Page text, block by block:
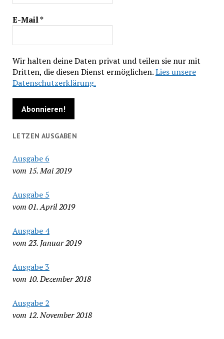
E-Mail*
Wir halten deine Daten privat und teilen sie nur mit
Dritten, die diesen Dienst ermöglichen.Lies unsere
Datenschutzerklärung.
LETZEN AUSGABEN
Ausgabe 6
vom 15. Mai 2019
Ausgabe 5
vom 01. April 2019
Ausgabe 4
vom 23. Januar 2019
Ausgabe 3
vom 10. Dezember 2018
Ausgabe 2
vom 12. November 2018